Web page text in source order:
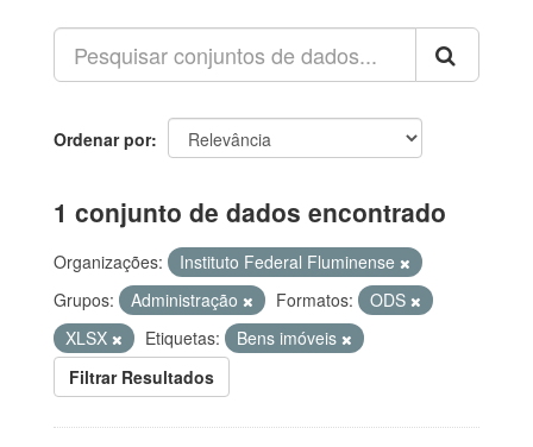
Ordenar por
1 conjunto de dados encontrado
Organizações:
Instituto Federal Fluminense
Grupos:
Administração Formatos:
ODS
XLSX
Etiquetas:
Bens imóveis
Filtrar Resultados